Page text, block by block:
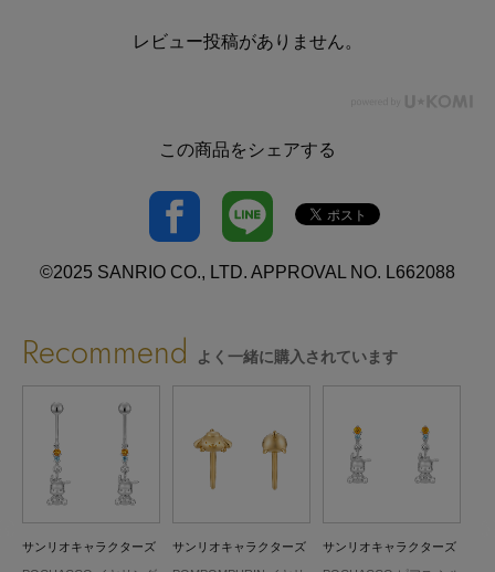
レビュー投稿がありません。
この商品をシェアする
©2025 SANRIO CO., LTD. APPROVAL NO. L662088
Recommend よく一緒に購入されています
サンリオキャラクターズ サンリオキャラクターズ サンリオキャラクターズ